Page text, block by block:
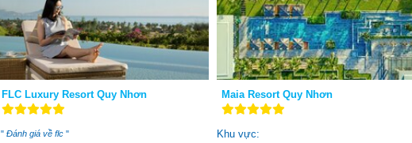
FLC Luxury Resort Quy Nhơn
"Đánh giá về flc "
Maia Resort Quy Nhơn
Khu vực: